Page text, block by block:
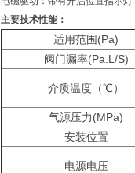
主要技术性能：
适用范围(Pa)
阀门漏率(Pa.L/S)
介质温度（℃）
气源压力(MPa)
安装位置
电源电压